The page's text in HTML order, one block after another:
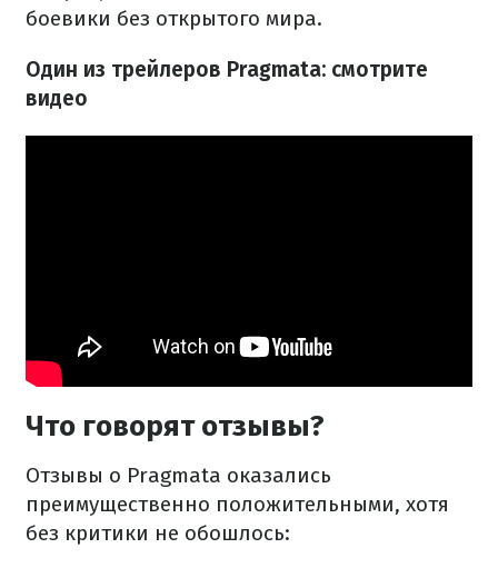
боевики без открытого мира.
Один из трейлеров Pragmata: смотрите
видео
Что говорят отзывы?
Отзывы о Pragmata оказались
преимущественно положительными, хотя
без критики не обошлось: